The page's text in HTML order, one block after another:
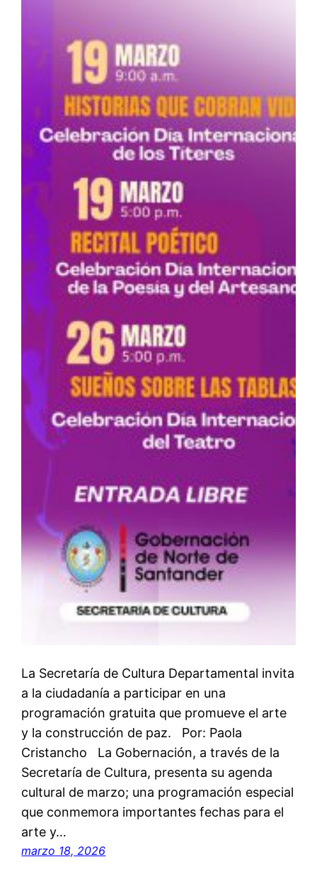
La Secretaría de Cultura Departamental invita
a la ciudadanía a participar en una
programación gratuita que promueve el arte
y la construcción de paz. Por: Paola
Cristancho La Gobernación, a través de la
Secretaría de Cultura, presenta su agenda
cultural de marzo; una programación especial
que conmemora importantes fechas para el
arte y…
marzo 18, 2026